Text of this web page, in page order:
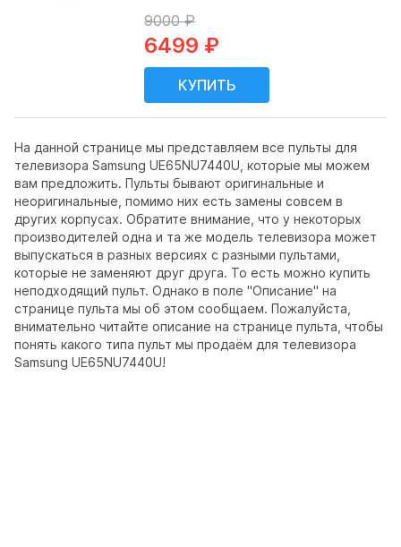
На данной странице мы представляем все пульты для
телевизора Samsung UE65NU7440U, которые мы можем
вам предложить. Пульты бывают оригинальные и
неоригинальные, помимо них есть замены совсем в
других корпусах. Обратите внимание, что у некоторых
производителей одна и та же модель телевизора может
выпускаться в разных версиях с разными пультами,
которые не заменяют друг друга. То есть можно купить
неподходящий пульт. Однако в поле "Описание" на
странице пульта мы об этом сообщаем. Пожалуйста,
внимательно читайте описание на странице пульта, чтобы
понять какого типа пульт мы продаём для телевизора
Samsung UE65NU7440U!
9000 ₽
6499 ₽